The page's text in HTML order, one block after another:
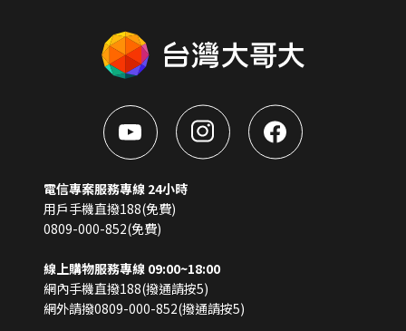
電信專案服務專線 24小時
用戶手機直撥188(免費)
0809-000-852(免費)
線上購物服務專線 09:00~18:00
網內手機直撥188(撥通請按5)
網外請撥0809-000-852(撥通請按5)